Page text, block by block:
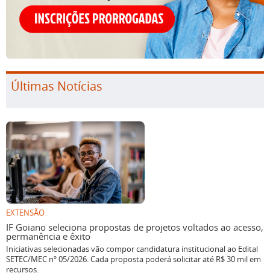
Últimas Notícias
EXTENSÃO
IF Goiano seleciona propostas de projetos voltados ao acesso,
permanência e êxito
Iniciativas selecionadas vão compor candidatura institucional ao Edital
SETEC/MEC nº 05/2026. Cada proposta poderá solicitar até R$ 30 mil em
recursos.